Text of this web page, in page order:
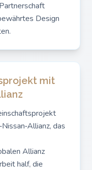
Design
mit
das
Allianz
half, die